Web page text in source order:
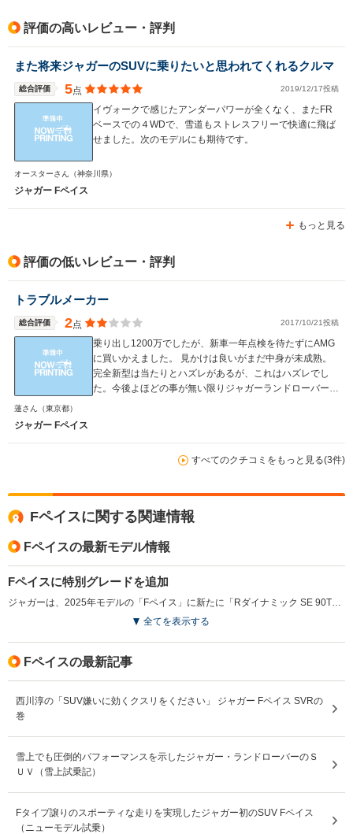
評価の高いレビュー・評判
また将来ジャガーのSUVに乗りたいと思われてくれるクルマ
総合評価 5点 2019/12/17投稿
イヴォークで感じたアンダーパワーが全くなく、またFR
ベースでの４WDで、雪道もストレスフリーで快適に飛ば
せました。次のモデルにも期待です。
オースターさん （神奈川県）
ジャガー Fペイス
もっと見る
評価の低いレビュー・評判
トラブルメーカー
総合評価 2点 2017/10/21投稿
乗り出し1200万でしたが、新車一年点検を待たずにAMG
に買いかえました。 見かけは良いがまだ中身が未成熟。
完全新型は当たりとハズレがあるが、これはハズレでし
た。今後よほどの事が無い限りジャガーランドローバーは
蓮さん （東京都）
ジャガー Fペイス
すべてのクチコミをもっと見る(3件)
Fペイスに関する関連情報
Fペイスの最新モデル情報
Fペイスに特別グレードを追加
ジャガーは、2025年モデルの「Fペイス」に新たに「Rダイナミック SE 90TH アニバーサリー エディション」を追加し、2024年5月から受注を開始した。この特別グレードは、ジャガーの90年の歴史を称えるものであり、限定バッジやスライディングパノラミックルーフ、電動調整ステアリングコラムなどの人気オプションが標準装備される。ディーゼルモデル「D200」とガソリンモデル「P250」の両方が用意され、21インチのグロスブラックアロイホイールやヘッドアップディスプレイも搭載される。ジャガーは、今後の「REIMAGINE」戦略に基づき、2025年以降のEVブランドへの進化を目指す中、この特別モデルを通じて革新性を称える特別グレードを発売した。（2024.5）
全てを表示する
Fペイスの最新記事
西川淳の「SUV嫌いに効くクスリをください」 ジャガー Fペイス SVRの
巻
雪上でも圧倒的パフォーマンスを示したジャガー・ランドローバーのＳ
ＵＶ（雪上試乗記）
Fタイプ譲りのスポーティな走りを実現したジャガー初のSUV Fペイス
（ニューモデル試乗）